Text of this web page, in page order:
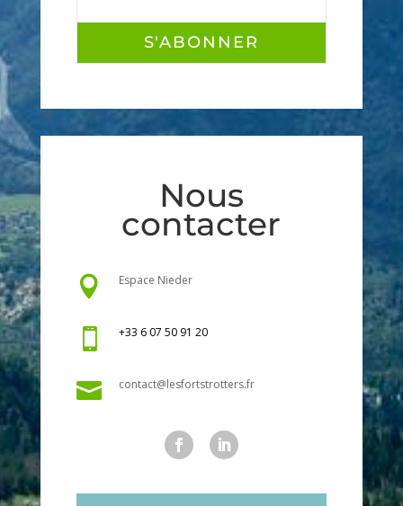
S'ABONNER
Nous
contacter
 Espace Nieder
 +33 6 07 50 91 20
 contact@lesfortstrotters.fr